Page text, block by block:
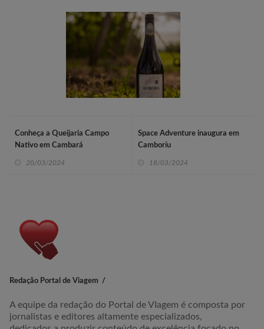
Conheça a Queijaria Campo
Nativo em Cambará
20/03/2024
Space Adventure inaugura em
Camboríu
18/03/2024
Redação Portal de Viagem
A equipe da redação do Portal de VIagem é composta por
jornalistas e editores altamente especializados,